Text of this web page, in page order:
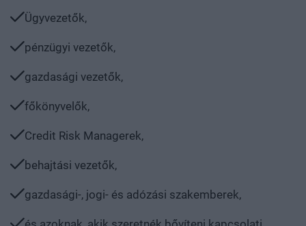
Ügyvezetők,
pénzügyi vezetők,
gazdasági vezetők,
főkönyvelők,
Credit Risk Managerek,
behajtási vezetők,
gazdasági-, jogi- és adózási szakemberek,